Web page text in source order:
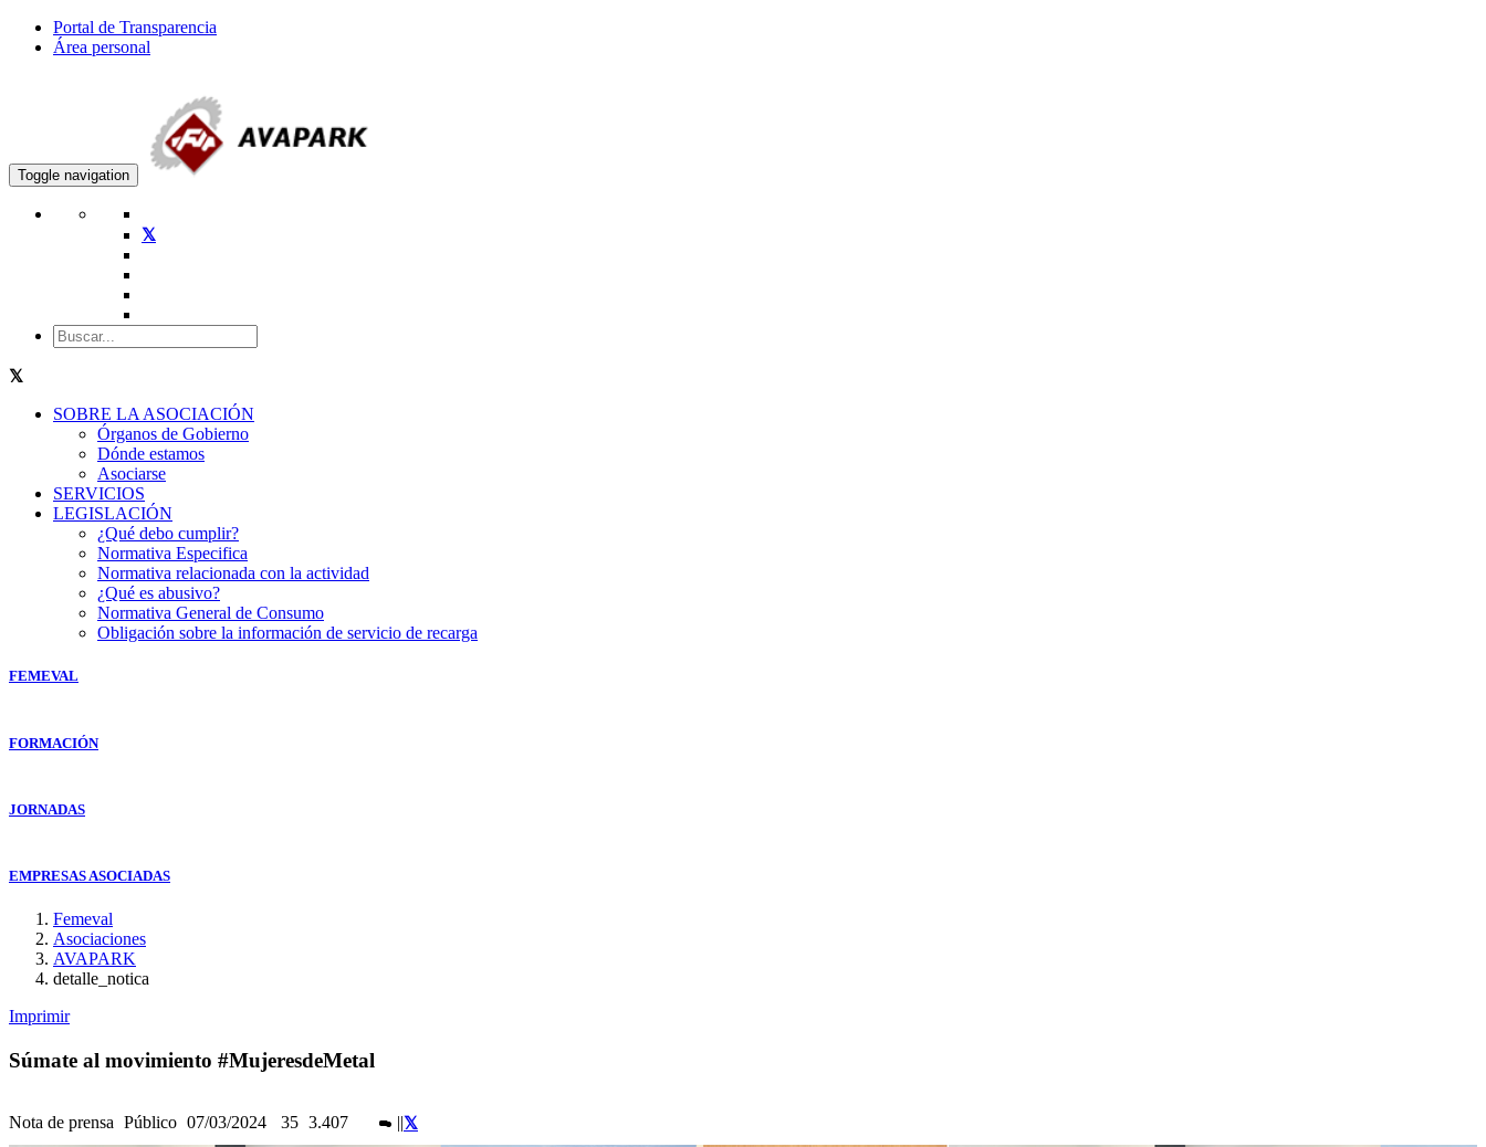
Portal de Transparencia
Área personal
Toggle navigation
SOBRE LA ASOCIACIÓN
Órganos de Gobierno
Dónde estamos
Asociarse
SERVICIOS
LEGISLACIÓN
¿Qué debo cumplir?
Normativa Especifica
Normativa relacionada con la actividad
¿Qué es abusivo?
Normativa General de Consumo
Obligación sobre la información de servicio de recarga
FEMEVAL
FORMACIÓN
JORNADAS
EMPRESAS ASOCIADAS
Femeval
Asociaciones
AVAPARK
detalle_notica
Imprimir
Súmate al movimiento #MujeresdeMetal
Nota de prensa Público 07/03/2024 35 3.407